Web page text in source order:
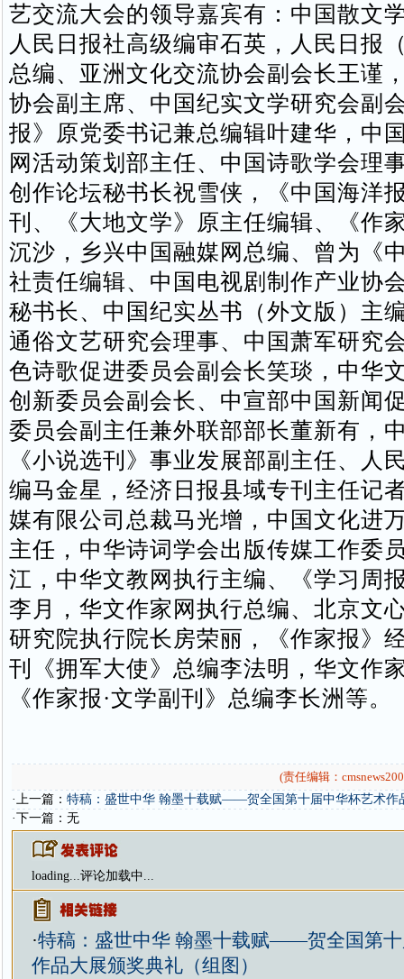
艺交流大会的领导嘉宾有：中国散文
人民日报社高级编审石英，人民日报
总编、亚洲文化交流协会副会长王谨
协会副主席、中国纪实文学研究会副
报》原党委书记兼总编辑叶建华，中
网活动策划部主任、中国诗歌学会理
创作论坛秘书长祝雪侠，《中国海洋
刊、《大地文学》原主任编辑、《作
沉沙，乡兴中国融媒网总编、曾为《
社责任编辑、中国电视剧制作产业协
秘书长、中国纪实丛书（外文版）主
通俗文艺研究会理事、中国萧军研究
色诗歌促进委员会副会长笑琰，中华
创新委员会副会长、中宣部中国新闻
委员会副主任兼外联部部长董新有，
《小说选刊》事业发展部副主任、人
编马金星，经济日报县域专刊主任记
媒有限公司总裁马光增，中国文化进
主任，中华诗词学会出版传媒工作委
江，中华文教网执行主编、《学习周
李月，华文作家网执行总编、北京文
研究院执行院长房荣丽，《作家报》
刊《拥军大使》总编李法明，华文作
《作家报·文学副刊》总编李长洲等。
(责任编辑：
·上一篇： 特稿：盛世中华 翰墨十载赋——贺全国第十届中华杯艺术作
·下一篇：无
loading...评论加载中...
·特稿：盛世中华 翰墨十载赋——贺全国第十
作品大展颁奖典礼（组图）